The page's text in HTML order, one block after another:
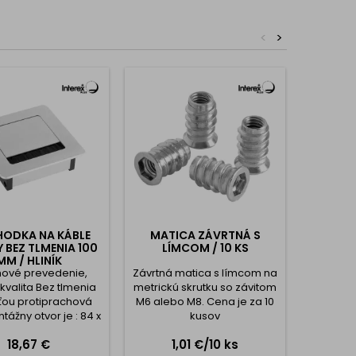
/ Nerezje skvelou voľbou pre všetkých, ktorí
>
<
NA KÁBLE
BEZ TLMENIA 100
/ HLINÍK
prevedenie,
Bez tlmenia
protiprachová
otvor je : 84 x
Cena
18,67 €
MATICA ZÁVRTNÁ S
LÍMCOM / 10 KS
Závrtná matica s límcom na
metrickú skrutku so závitom
M6 alebo M8. Cena je za 10
kusov
Cena
1,01 €/10 ks